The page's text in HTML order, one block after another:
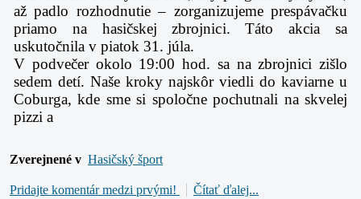
až padlo rozhodnutie – zorganizujeme prespávačku
priamo na hasičskej zbrojnici. Táto akcia sa
uskutočnila v piatok 31. júla.
V podvečer okolo 19:00 hod. sa na zbrojnici zišlo
sedem detí. Naše kroky najskôr viedli do kaviarne u
Coburga, kde sme si spoločne pochutnali na skvelej
pizzi a
Zverejnené v Hasičský šport
Pridajte komentár medzi prvými! Čítať ďalej...